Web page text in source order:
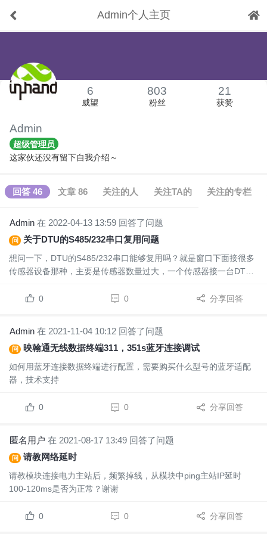
Admin个人主页
下拉刷新
6
威望
803
粉丝
21
获赞
Admin
超级管理员
这家伙还没有留下自我介绍～
回答 46 文章 86 关注的人 关注TA的 关注的专栏
Admin 在 2022-04-13 13:59 回答了问题
问 关于DTU的S485/232串口复用问题
想问一下，DTU的S485/232串口能够复用吗？就是窗口下面接很多
传感器设备那种，主要是传感器数量过大，一个传感器接一台DTU
0
0 分享回答
Admin 在 2021-11-04 10:12 回答了问题
问 映翰通无线数据终端311，351s蓝牙连接调试
如何用蓝牙连接数据终端进行配置，需要购买什么型号的蓝牙适配
器，技术支持
0 0 分享回答
匿名用户 在 2021-08-17 13:49 回答了问题
问 请教网络延时
请教模块连接电力主站后，频繁掉线，从模块中ping主站IP延时
100-120ms是否为正常？谢谢
0 0 分享回答